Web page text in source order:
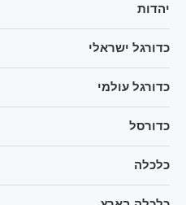
יהדות
כדורגל ישראלי
כדורגל עולמי
כדורסל
כלכלה